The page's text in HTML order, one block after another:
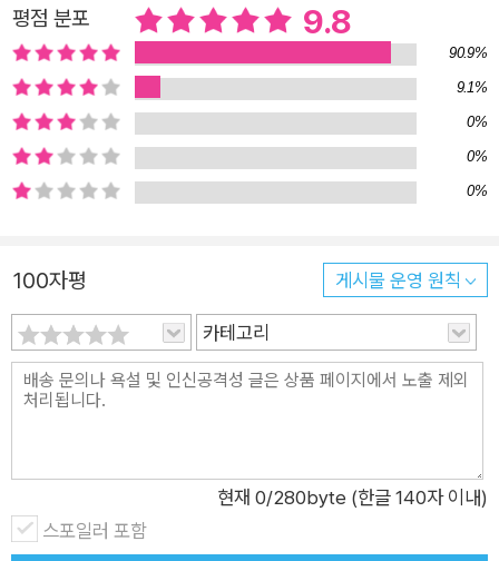
평점 분포 9.8
90.9%
9.1%
0%
0%
0%
100자평 게시물 운영 원칙
카테고리
현재 0/280byte (한글 140자 이내)
스포일러 포함